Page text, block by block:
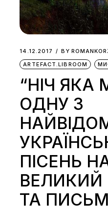
14.12.2017 BY
ARTEFACT.LIBROOM
“НІЧ ЯКА
ОДНУ З
ПІСЕНЬ
ТА